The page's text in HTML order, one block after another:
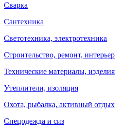
Сварка
Сантехника
Светотехника, электротехника
Строительство, ремонт, интерьер
Технические материалы, изделия
Утеплители, изоляция
Охота, рыбалка, активный отдых
Спецодежда и сиз